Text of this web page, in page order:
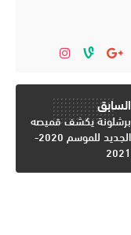
السابق
برشلونة يكشف قميصه
الجديد للموسم 2020-
2021